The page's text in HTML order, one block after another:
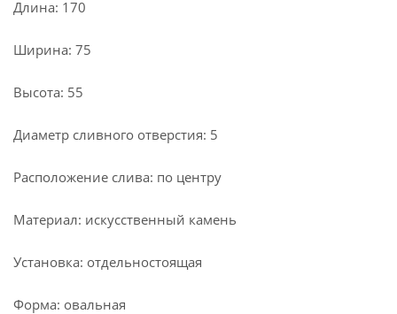
Длина: 170
Ширина: 75
Высота: 55
Диаметр сливного отверстия: 5
Расположение слива: по центру
Материал: искусственный камень
Установка: отдельностоящая
Форма: овальная